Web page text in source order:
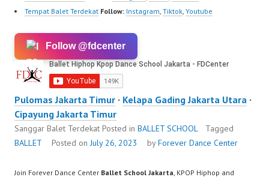
Tempat Balet Terdekat Follow: Instagram, Tiktok, Youtube
Follow @fdcenter
Pulomas Jakarta Timur · Kelapa Gading Jakarta Utara ·
Cipayung Jakarta Timur
Sanggar Balet Terdekat Posted in BALLET SCHOOL
Tagged
BALLET
Posted onJuly 26, 2023 byForever Dance Center
Join Forever Dance Center Ballet School Jakarta, KPOP Hiphop and